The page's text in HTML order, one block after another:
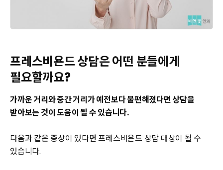
프레스비욘드 상담은 어떤 분들에게
필요할까요?
가까운 거리와 중간 거리가 예전보다 불편해졌다면 상담을
받아보는 것이 도움이 될 수 있습니다.
다음과 같은 증상이 있다면 프레스비욘드 상담 대상이 될 수
있습니다.